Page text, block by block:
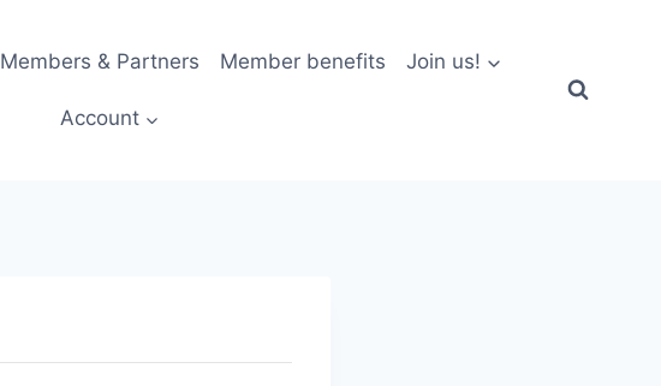
Members & Partners Member benefits Join us!
Account